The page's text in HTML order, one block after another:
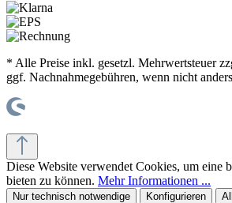
* Alle Preise inkl. gesetzl. Mehrwertsteuer
ggf. Nachnahmegebühren, wenn nicht
Diese Website verwendet Cookies, um eine
bieten zu können. Mehr Informationen ...
Nur technisch notwendige Konfigurieren